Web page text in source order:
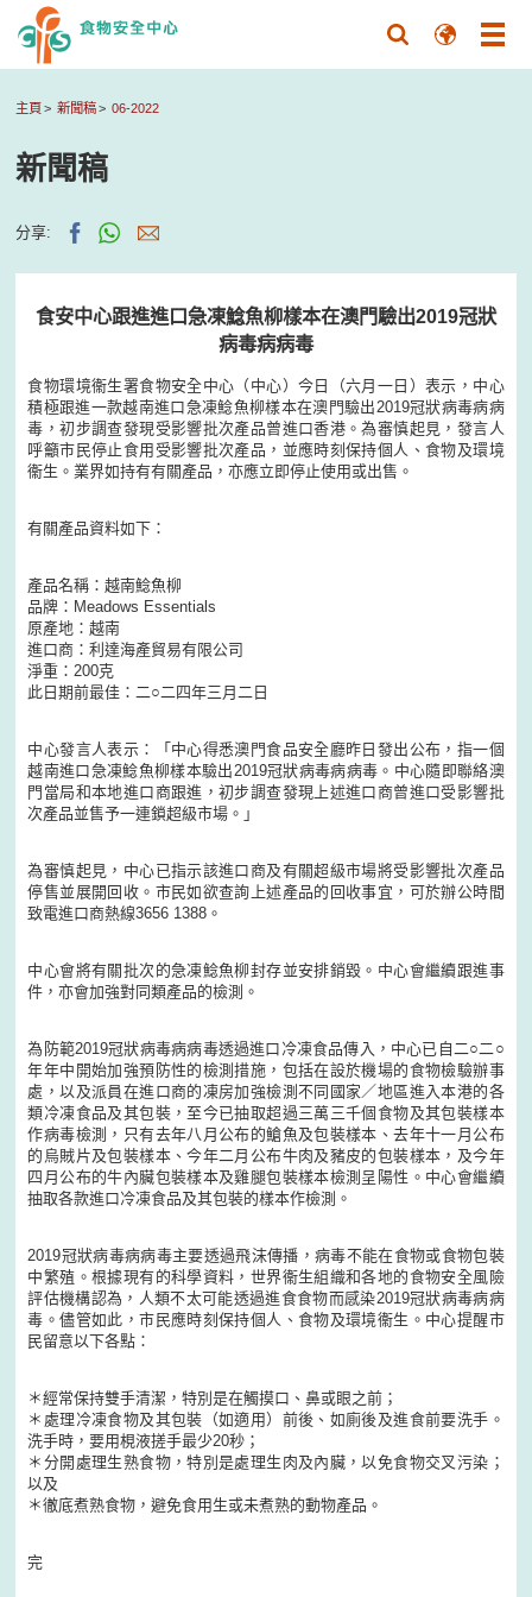
主頁 新聞稿 06-2022
新聞稿
分享:
食安中心跟進進口急凍鯰魚柳樣本在澳門驗出2019冠狀
病毒病病毒
食物環境衞生署食物安全中心（中心）今日（六月一日）表示，中心
積極跟進一款越南進口急凍鯰魚柳樣本在澳門驗出2019冠狀病毒病病
毒，初步調查發現受影響批次產品曾進口香港。為審慎起見，發言人
呼籲市民停止食用受影響批次產品，並應時刻保持個人、食物及環境
衞生。業界如持有有關產品，亦應立即停止使用或出售。
有關產品資料如下：
產品名稱：越南鯰魚柳
品牌：Meadows Essentials
原產地：越南
進口商：利達海產貿易有限公司
淨重：200克
此日期前最佳：二○二四年三月二日
中心發言人表示：「中心得悉澳門食品安全廳昨日發出公布，指一個
越南進口急凍鯰魚柳樣本驗出2019冠狀病毒病病毒。中心隨即聯絡澳
門當局和本地進口商跟進，初步調查發現上述進口商曾進口受影響批
次產品並售予一連鎖超級市場。」
為審慎起見，中心已指示該進口商及有關超級市場將受影響批次產品
停售並展開回收。市民如欲查詢上述產品的回收事宜，可於辦公時間
致電進口商熱線3656 1388。
中心會將有關批次的急凍鯰魚柳封存並安排銷毀。中心會繼續跟進事
件，亦會加強對同類產品的檢測。
為防範2019冠狀病毒病病毒透過進口冷凍食品傳入，中心已自二○二○
年年中開始加強預防性的檢測措施，包括在設於機場的食物檢驗辦事
處，以及派員在進口商的凍房加強檢測不同國家／地區進入本港的各
類冷凍食品及其包裝，至今已抽取超過三萬三千個食物及其包裝樣本
作病毒檢測，只有去年八月公布的䱽魚及包裝樣本、去年十一月公布
的烏賊片及包裝樣本、今年二月公布牛肉及豬皮的包裝樣本，及今年
四月公布的牛內臟包裝樣本及雞腿包裝樣本檢測呈陽性。中心會繼續
抽取各款進口冷凍食品及其包裝的樣本作檢測。
2019冠狀病毒病病毒主要透過飛沫傳播，病毒不能在食物或食物包裝
中繁殖。根據現有的科學資料，世界衞生組織和各地的食物安全風險
評估機構認為，人類不太可能透過進食食物而感染2019冠狀病毒病病
毒。儘管如此，市民應時刻保持個人、食物及環境衞生。中心提醒市
民留意以下各點：
＊經常保持雙手清潔，特別是在觸摸口、鼻或眼之前；
＊處理冷凍食物及其包裝（如適用）前後、如廁後及進食前要洗手。
洗手時，要用梘液搓手最少20秒；
＊分開處理生熟食物，特別是處理生肉及內臟，以免食物交叉污染；
以及
＊徹底煮熟食物，避免食用生或未煮熟的動物產品。
完